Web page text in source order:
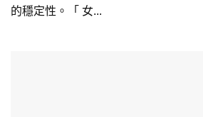
的穩定性。「 女...